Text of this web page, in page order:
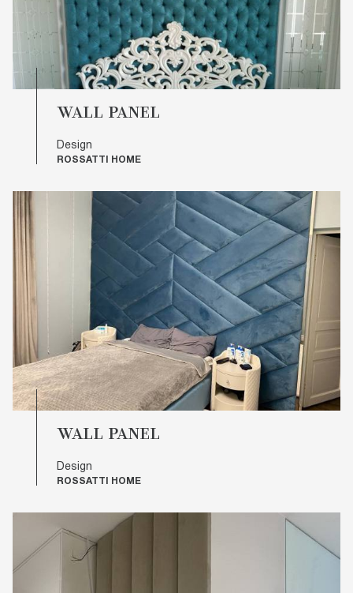
WALL PANEL
Design
ROSSATTI HOME
WALL PANEL
Design
ROSSATTI HOME